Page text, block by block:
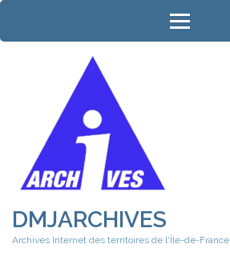
Aller
contenu
DMJARCHIVES
Archives Internet des territoires de l'Île-de-France